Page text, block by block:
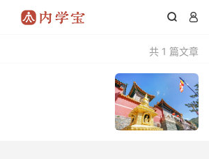
 
共 1 篇文章